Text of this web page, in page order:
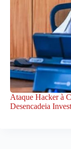
Ataque Hacker à
Desencadeia